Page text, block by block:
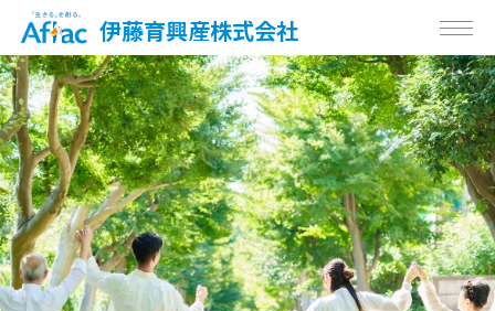
伊藤育興産株式会社